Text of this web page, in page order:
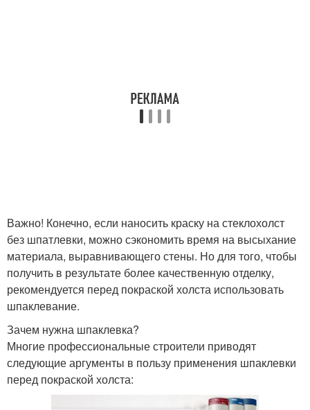
Важно! Конечно, если наносить краску на стеклохолст
без шпатлевки, можно сэкономить время на высыхание
материала, выравнивающего стены. Но для того, чтобы
получить в результате более качественную отделку,
рекомендуется перед покраской холста использовать
шпаклевание.
Зачем нужна шпаклевка?
Многие профессиональные строители приводят
следующие аргументы в пользу применения шпаклевки
перед покраской холста: